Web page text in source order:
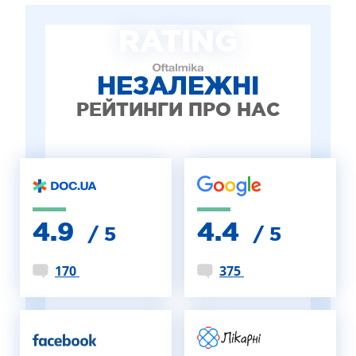
ДИТЯЧА ОФТАЛЬМОЛОГІЯ
ЛІКУВАННЯ ЗАХВОРЮВАНЬ СІТКІВКИ
ЕСТЕТИЧНА ХІРУРГІЯ
НЕЗАЛЕЖНІ
РЕЙТИНГИ ПРО НАС
4.9 / 5
170
4.4 / 5
375